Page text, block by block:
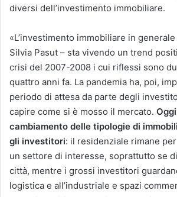
diversi dell’investimento immobiliare.
«L’investimento immobiliare in
Silvia Pasut – sta vivendo un trend
crisi del 2007-2008 i cui riflessi sono
quattro anni fa. La pandemia ha, poi,
periodo di attesa da parte degli
capire come si è mosso il mercato.
cambiamento delle tipologie di
gli investitori: il residenziale rimane
un settore di interesse, soprattutto se
città, mentre i grossi investitori
logistica e all’industriale e spazi